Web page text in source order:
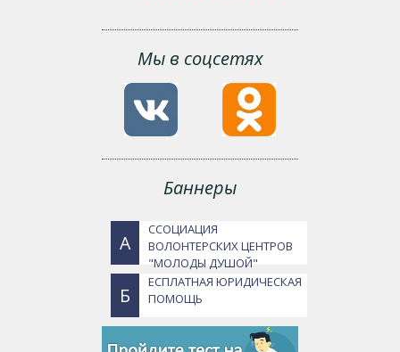
Мы в соцсетях
Баннеры
А
ССОЦИАЦИЯ
ВОЛОНТЕРСКИХ ЦЕНТРОВ
"МОЛОДЫ ДУШОЙ"
Б
ЕСПЛАТНАЯ ЮРИДИЧЕСКАЯ
ПОМОЩЬ